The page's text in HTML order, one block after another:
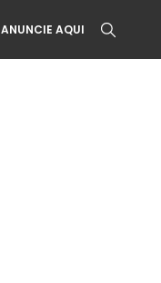
ANUNCIE AQUI